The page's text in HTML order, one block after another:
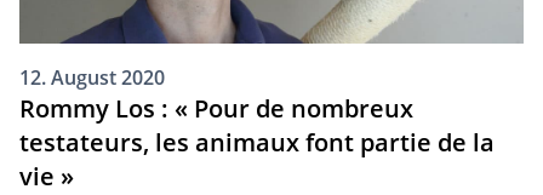
12. August 2020
Rommy Los : « Pour de nombreux
testateurs, les animaux font partie de la
vie »